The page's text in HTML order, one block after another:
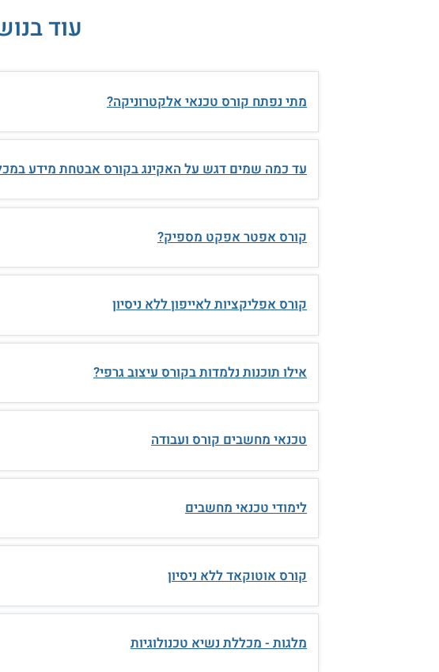
עוד
מתי נפתח קורס טכנאי אלקטרוניקה?
עד כמה שמים דגש על האקינג בקורס אבטחת מידע
קורס אפטר אפקט מספיק?
קורס אפליקציות לאייפון ללא ניסיון
אילו תוכנות נלמדות בקורס עיצוב גרפי?
טכנאי מחשבים קורס ועבודה
לימודי טכנאי מחשבים
קורס אוטוקאד ללא ניסיון
מלגות - מכללת נשיא טכנולוגיות